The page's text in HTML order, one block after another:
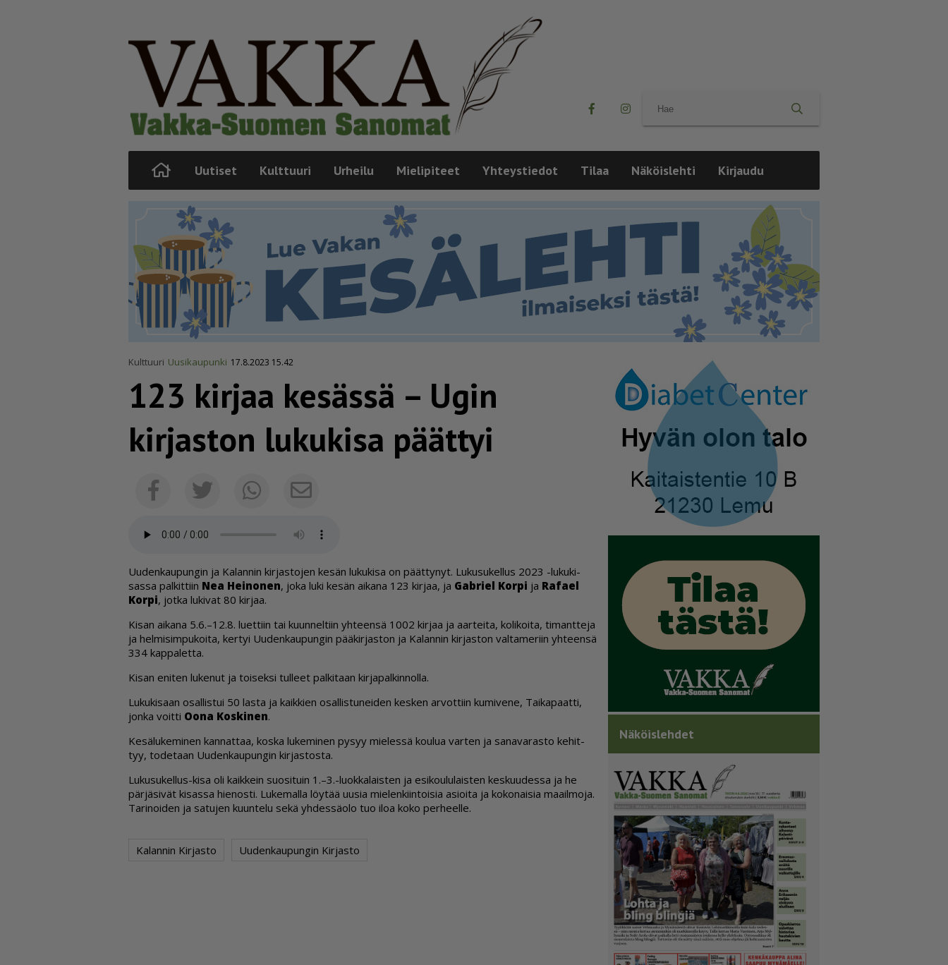
Uutiset Kulttuuri Urheilu Mielipiteet Yhteystiedot Tilaa Näköislehti Kirjaudu
Kulttuuri Uusikaupunki 17.8.2023 15.42
123 kirjaa kesässä – Ugin
kirjaston lukukisa päättyi
FacebookTwitterWhatsappSähköposti
Uu­den­kau­pun­gin ja Ka­lan­nin kir­jas­to­jen ke­sän lu­ku­ki­sa on päät­ty­nyt. Lu­ku­su­kel­lus 2023 -lu­ku­ki­
sas­sa pal­kit­tiin Nea Hei­no­nen, joka luki ke­sän ai­ka­na 123 kir­jaa, ja Gab­riel Kor­pi ja Ra­fa­el
Kor­pi, jot­ka lu­ki­vat 80 kir­jaa.
Ki­san ai­ka­na 5.6.–12.8. lu­et­tiin tai kuun­nel­tiin yh­teen­sä 1002 kir­jaa ja aar­tei­ta, ko­li­koi­ta, ti­mant­te­ja
ja hel­mi­sim­pu­koi­ta, ker­tyi Uu­den­kau­pun­gin pää­kir­jas­ton ja Ka­lan­nin kir­jas­ton val­ta­me­riin yh­teen­sä
334 kap­pa­let­ta.
Ki­san eni­ten lu­ke­nut ja toi­sek­si tul­leet pal­ki­taan kir­ja­pal­kin­nol­la.
Lu­ku­ki­saan osal­lis­tui 50 las­ta ja kaik­kien osal­lis­tu­nei­den kes­ken ar­vot­tiin ku­mi­ve­ne, Tai­ka­paat­ti,
jon­ka voit­ti Oo­na Kos­ki­nen.
Ke­sä­lu­ke­mi­nen kan­nat­taa, kos­ka lu­ke­mi­nen py­syy mie­les­sä kou­lua var­ten ja sa­na­va­ras­to ke­hit­
tyy, to­de­taan Uu­den­kau­pun­gin kir­jas­tos­ta.
Lu­ku­su­kel­lus-kisa oli kaik­kein suo­si­tuin 1.–3.-luok­ka­lais­ten ja esi­kou­lu­lais­ten kes­kuu­des­sa ja he
pär­jä­si­vät ki­sas­sa hie­nos­ti. Lu­ke­mal­la löy­tää uu­sia mie­len­kiin­toi­sia asi­oi­ta ja ko­ko­nai­sia maa­il­mo­ja.
Ta­ri­noi­den ja sa­tu­jen kuun­te­lu sekä yh­des­sä­o­lo tuo iloa koko per­heel­le.
Kalannin Kirjasto Uudenkaupungin Kirjasto
Näköislehdet